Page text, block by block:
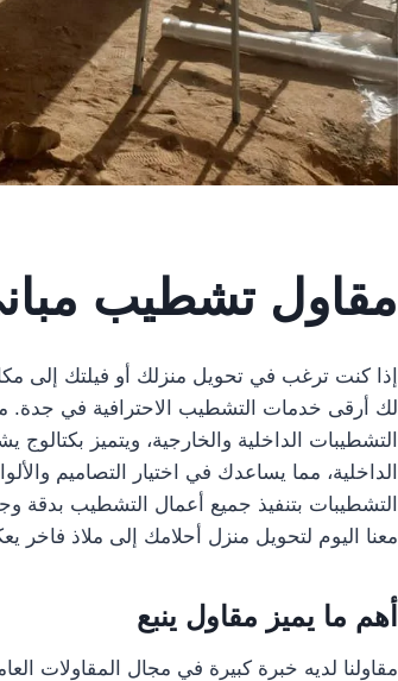
مقاول تشطيب
إذا كنت ترغب في تحويل منزلك أو فيلتك إلى
لك أرقى خدمات التشطيب الاحترافية في جدة.
التشطيبات الداخلية والخارجية، ويتميز
الداخلية، مما يساعدك في اختيار التصاميم
التشطيبات بتنفيذ جميع أعمال التشطيب بدقة
معنا اليوم لتحويل منزل أحلامك إلى ملاذ فاخر
أهم ما يميز مقاول ينبع
مقاولنا لديه خبرة كبيرة في مجال المقاولات